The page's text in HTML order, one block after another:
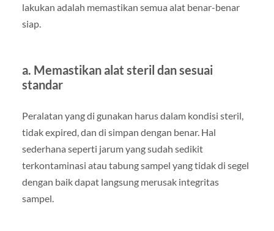
lakukan adalah memastikan semua alat benar-benar
siap.
a. Memastikan alat steril dan sesuai
standar
Peralatan yang di gunakan harus dalam kondisi steril,
tidak expired, dan di simpan dengan benar. Hal
sederhana seperti jarum yang sudah sedikit
terkontaminasi atau tabung sampel yang tidak di segel
dengan baik dapat langsung merusak integritas
sampel.